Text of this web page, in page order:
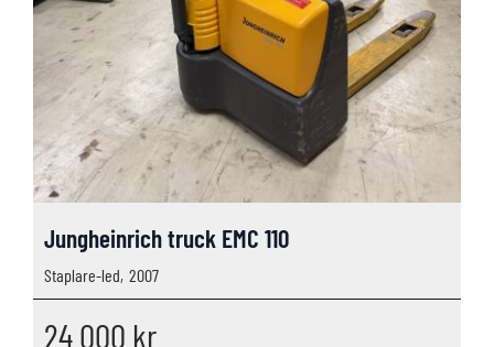
Jungheinrich truck EMC 110
Staplare-led, 2007
24 000 kr